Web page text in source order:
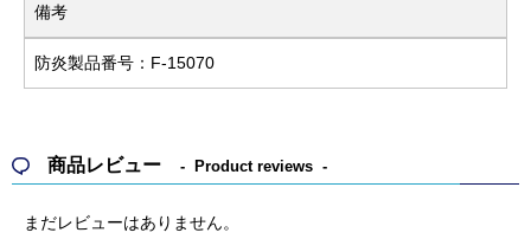
備考
防炎製品番号：F-15070
商品レビュー Product reviews
まだレビューはありません。